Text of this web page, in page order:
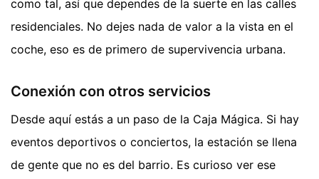
como tal, así que dependes de la suerte en las calles
residenciales. No dejes nada de valor a la vista en el
coche, eso es de primero de supervivencia urbana.
Conexión con otros servicios
Desde aquí estás a un paso de la Caja Mágica. Si hay
eventos deportivos o conciertos, la estación se llena
de gente que no es del barrio. Es curioso ver ese